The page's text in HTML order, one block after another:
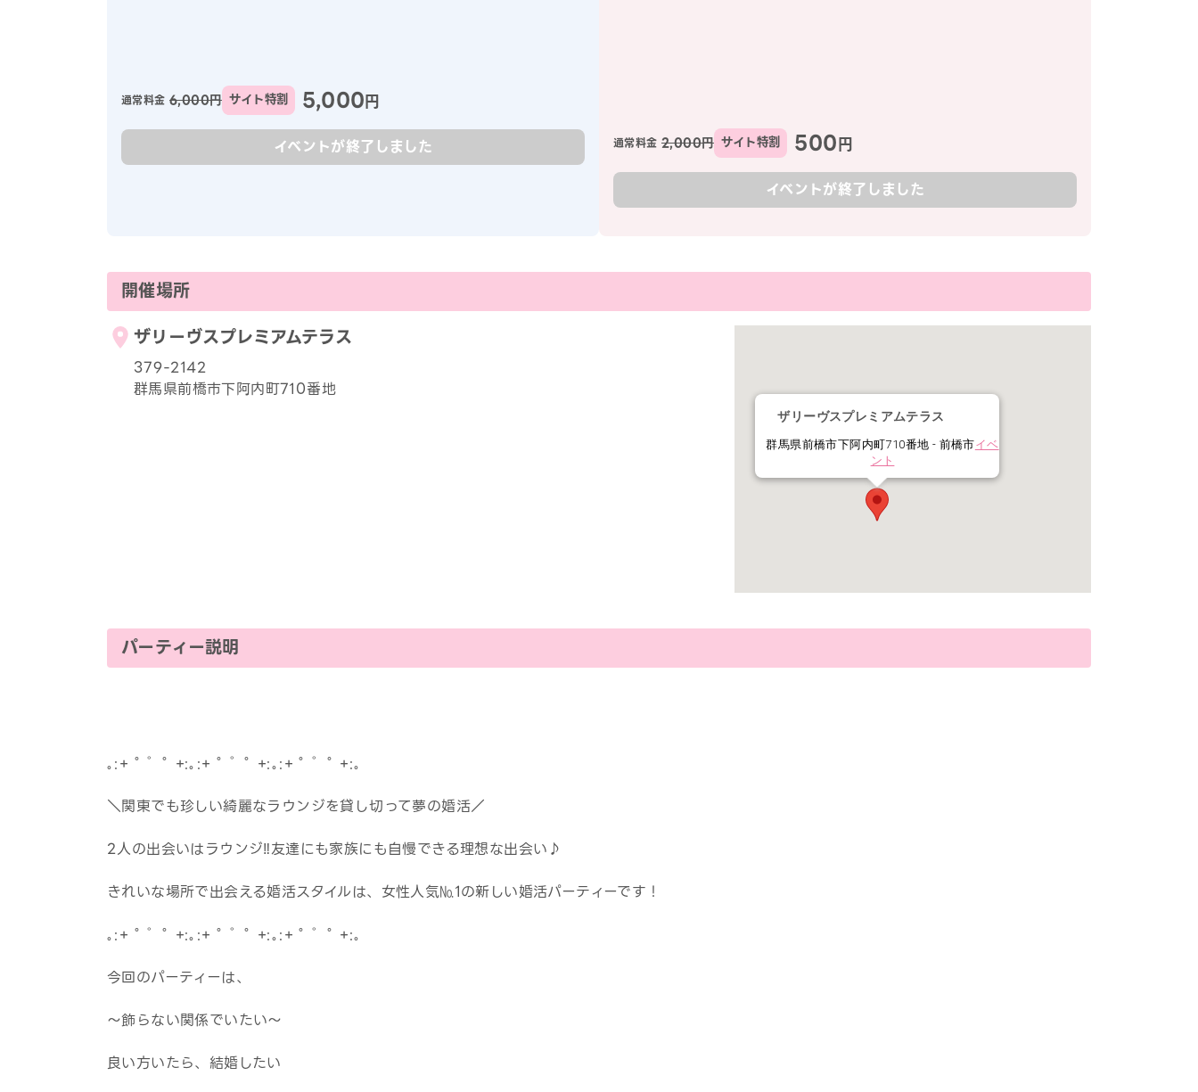
通常料金 6,000円 サイト特割 5,000円
イベントが終了しました 通常料金 2,000円 サイト特割 500円
イベントが終了しました
開催場所
ザリーヴスプレミアムテラス
379-2142
群馬県前橋市下阿内町710番地
ザリーヴスプレミアムテラス
群馬県前橋市下阿内町710番地 - 前橋市イベ
ント
パーティー説明
｡:+ ﾟ ゜ﾟ +:｡:+ ﾟ ゜ﾟ +:｡:+ ﾟ ゜ﾟ +:｡
＼関東でも珍しい綺麗なラウンジを貸し切って夢の婚活／
2人の出会いはラウンジ‼友達にも家族にも自慢できる理想な出会い♪
きれいな場所で出会える婚活スタイルは、女性人気№1の新しい婚活パーティーです！
｡:+ ﾟ ゜ﾟ +:｡:+ ﾟ ゜ﾟ +:｡:+ ﾟ ゜ﾟ +:｡
今回のパーティーは、
～飾らない関係でいたい～
良い方いたら、結婚したい